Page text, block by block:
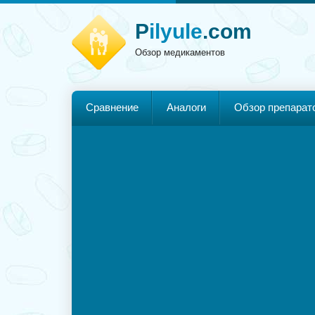
Pilyule.com
Обзор медикаментов
Сравнение Аналоги Обзор